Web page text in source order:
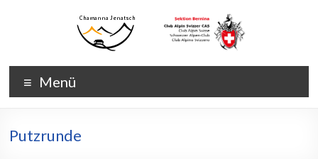
Chamanna
Jenatsch
Chamanna
Jenatsch
CAS
Menü
Putzrunde